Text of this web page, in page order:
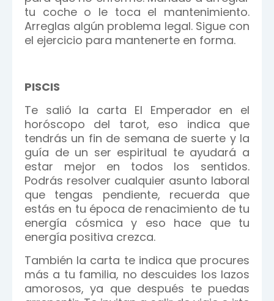
tu coche o le toca el mantenimiento.
Arreglas algún problema legal. Sigue con
el ejercicio para mantenerte en forma.
PISCIS
Te salió la carta El Emperador en el
horóscopo del tarot, eso indica que
tendrás un fin de semana de suerte y la
guía de un ser espiritual te ayudará a
estar mejor en todos los sentidos.
Podrás resolver cualquier asunto laboral
que tengas pendiente, recuerda que
estás en tu época de renacimiento de tu
energía cósmica y eso hace que tu
energía positiva crezca.
También la carta te indica que procures
más a tu familia, no descuides los lazos
amorosos, ya que después te puedas